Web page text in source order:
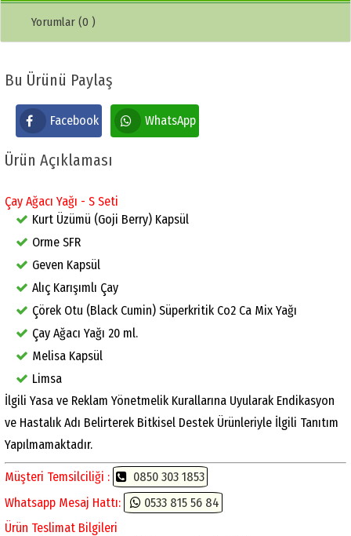
Yorumlar (0 )
Bu Ürünü Paylaş
Facebook WhatsApp
Ürün Açıklaması
Çay Ağacı Yağı - S Seti
Kurt Üzümü (Goji Berry) Kapsül
Orme SFR
Geven Kapsül
Alıç Karışımlı Çay
Çörek Otu (Black Cumin) Süperkritik Co2 Ca Mix Yağı
Çay Ağacı Yağı 20 ml.
Melisa Kapsül
Limsa
İlgili Yasa ve Reklam Yönetmelik Kurallarına Uyularak Endikasyon
ve Hastalık Adı Belirterek Bitkisel Destek Ürünleriyle İlgili Tanıtım
Yapılmamaktadır.
Müşteri Temsilciliği :
0850 303 1853
Whatsapp Mesaj Hattı:
0533 815 56 84
Ürün Teslimat Bilgileri